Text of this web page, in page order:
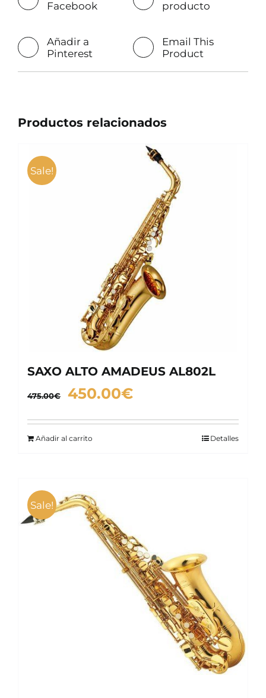
Facebook producto
Añadir a
Pinterest
Email This
Product
Productos relacionados
Sale!
SAXO ALTO AMADEUS AL802L
475.00€
El
original
era:
450.00€El
actual
Añadir al carrito Detalles
Sale!